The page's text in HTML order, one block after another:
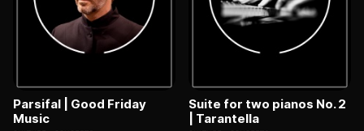
Parsifal | Good Friday
Music
Suite for two pianos No. 2
| Tarantella